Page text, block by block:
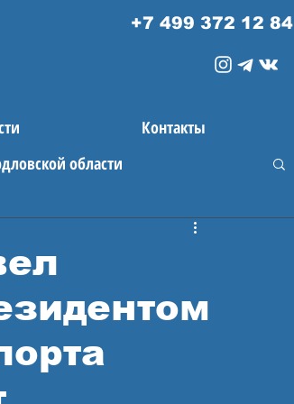
+7 499 372 12 84
Контакты
области